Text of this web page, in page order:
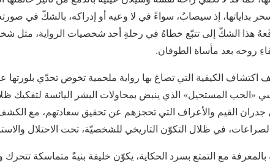
بداياتها، إذ سيصابُ، سواءً في لا وعيه أو إدراكه، بالشكّ في
هذا الشكّ إلى تتبّع خطاهُ في رحلةِ أحد شخصيات الرواية، مثل
روحه بعد مأساة الطوفان.
الكيفية التي تصاغ بها رواية ملحمية تخوض تحدّي بلورتها
«الحب المستحيل» الذي ينبض بمحاولات البشر اليائسة لتفكيك
جدران القيم والأعراف التي تحجزهم عن تحقيق سعادتهم، مع
في ظلال التكوّن التاريخي للشخصيّة، تحت الاحتلال
مع التمتع بسرد الحكاية، يكوّن خليفة بنيةً متماسكة تتحرك